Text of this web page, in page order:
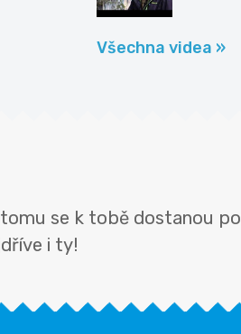
Všechna videa »
se k tobě dostanou
i ty!